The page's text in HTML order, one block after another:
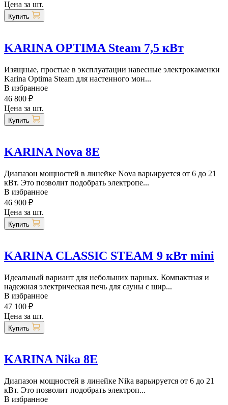
Цена за шт.
Купить
KARINA OPTIMA Steam 7,5 кВт
Изящные, простые в эксплуатации навесные электрокаменки
Karina Optima Steam для настенного мон...
В избранное
46 800 ₽
Цена за шт.
Купить
KARINA Nova 8E
Диапазон мощностей в линейке Nova варьируется от 6 до 21
кВт. Это позволит подобрать электропе...
В избранное
46 900 ₽
Цена за шт.
Купить
KARINA CLASSIC STEAM 9 кВт mini
Идеальный вариант для небольших парных. Компактная и
надежная электрическая печь для сауны с шир...
В избранное
47 100 ₽
Цена за шт.
Купить
KARINA Nika 8E
Диапазон мощностей в линейке Nika варьируется от 6 до 21
кВт. Это позволит подобрать электроп...
В избранное